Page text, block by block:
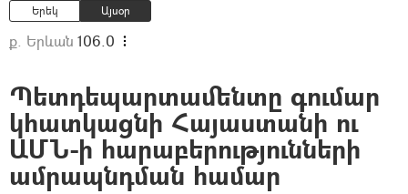
Երեկ Այսօր
ք. Երևան 106.0
Պետդեպարտամենտը գումար
կհատկացնի Հայաստանի ու
ԱՄՆ-ի հարաբերությունների
ամրապնդման համար